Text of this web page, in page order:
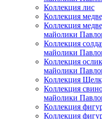
Коллекция лис
Коллекция
Коллекция
майолики
Коллекция
майолики
Коллекция
майолики
Коллекция
Коллекция
майолики
Коллекция
Коллекция